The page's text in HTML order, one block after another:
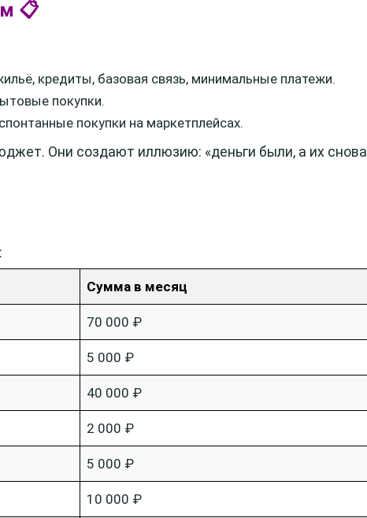
📋
кредиты, базовая связь, минимальные платежи.
покупки.
покупки на маркетплейсах.
Они создают иллюзию: «деньги были, а их снова
Сумма в месяц
70 000 ₽
5 000 ₽
40 000 ₽
2 000 ₽
5 000 ₽
10 000 ₽